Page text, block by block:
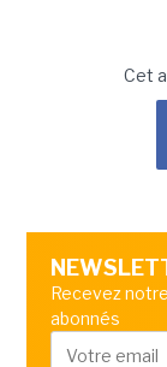
Cet
Recevez
abonnés